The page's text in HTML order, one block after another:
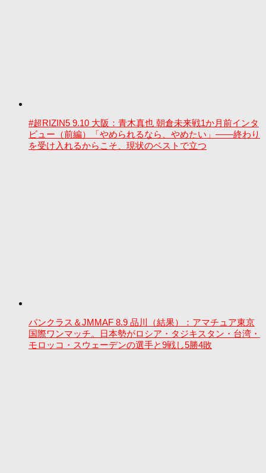
#超RIZIN5 9.10 大阪：青木真也 朝倉未来戦1か月前インタ
ビュー（前編）「やめられるなら、やめたい」――終わり
を受け入れるからこそ、現状のベストで立つ
パンクラス＆JMMAF 8.9 品川（結果）：アマチュア東京
国際ワンマッチ。日本勢がロシア・タジキスタン・台湾・
モロッコ・スウェーデンの選手と9戦し5勝4敗